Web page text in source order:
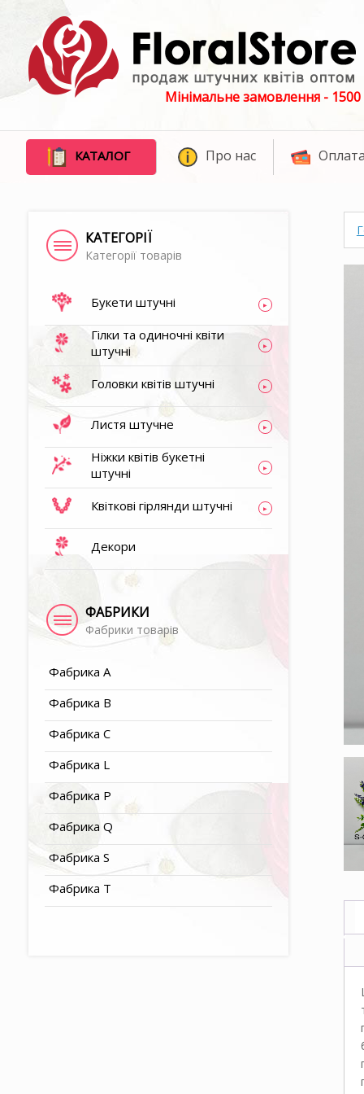
Мінімальне замовлення - 1500
КАТАЛОГ Про нас
КАТЕГОРІЇ
Категорії товарів
Букети штучні
Гілки та одиночні квіти
штучні
Головки квітів штучні
Листя штучне
Ніжки квітів букетні
штучні
Квіткові гірлянди штучні
Декори
ФАБРИКИ
Фабрики товарів
Фабрика A
Фабрика B
Фабрика C
Фабрика L
Фабрика P
Фабрика Q
Фабрика S
Фабрика T